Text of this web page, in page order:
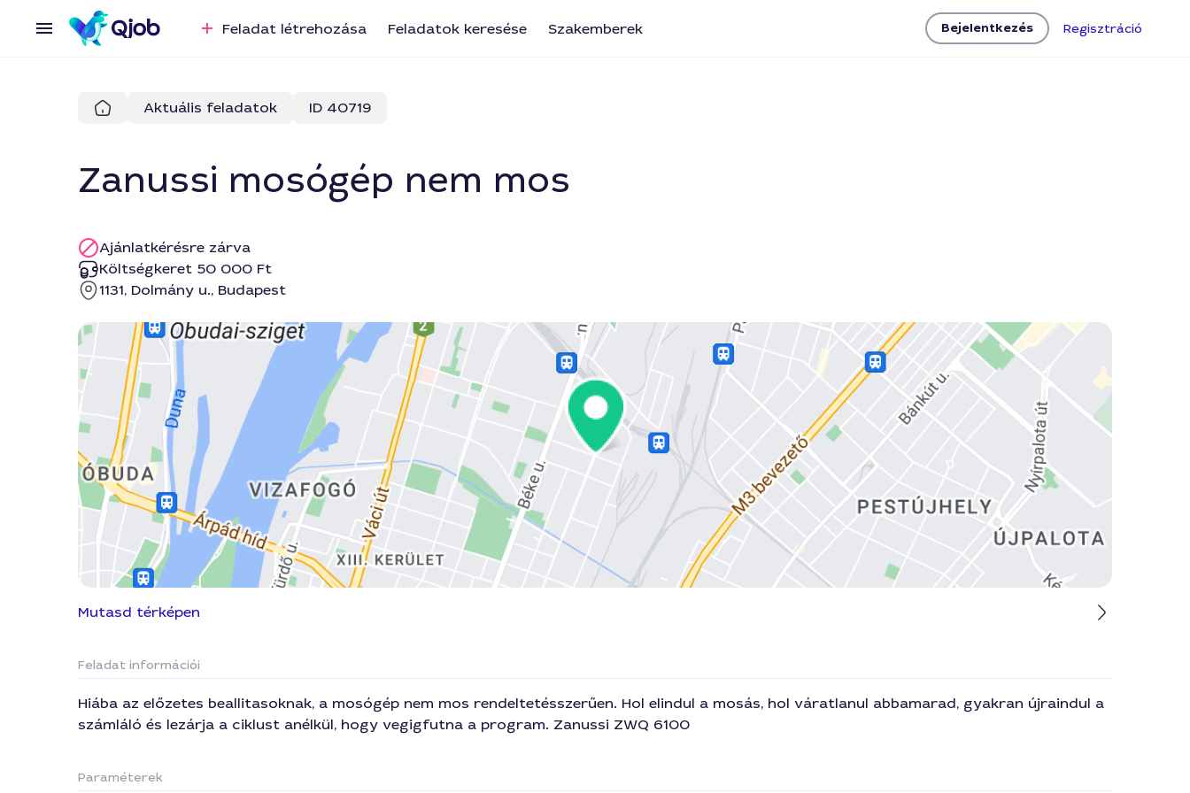
Feladat létrehozása Feladatok keresése Szakemberek Bejelentkezés Regisztráció
Aktuális feladatok ID 40719
Zanussi mosógép nem mos
Ajánlatkérésre zárva
Költségkeret 50 000 Ft
1131, Dolmány u., Budapest
Mutasd térképen
Feladat információi
Hiába az előzetes beallitasoknak, a mosógép nem mos rendeltetésszerűen. Hol elindul a mosás, hol váratlanul abbamarad, gyakran újraindul a
számláló és lezárja a ciklust anélkül, hogy vegigfutna a program. Zanussi ZWQ 6100
Paraméterek